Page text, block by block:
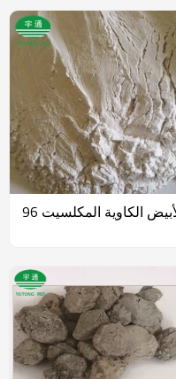
الأبيض الكاوية المكلسيت 96